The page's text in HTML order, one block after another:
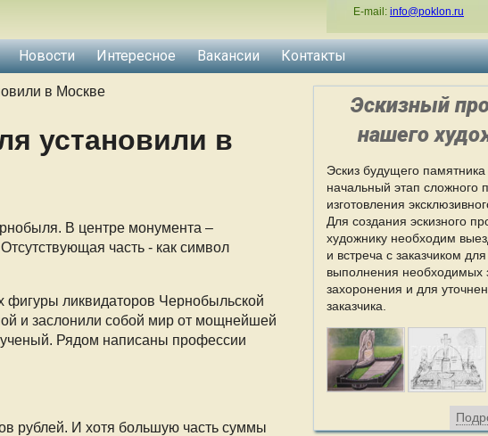
E-mail: info@poklon.ru
Новости Интересное Вакансии Контакты
в Москве
установили в
В центре монумента –
часть ‐ как символ
ликвидаторов Чернобыльской
и заслонили собой мир от мощнейшей
Рядом написаны профессии
рублей. И хотя большую часть суммы
Эскизный
нашего
Эскиз будущего памятника
начальный этап сложного
изготовления
Для создания эскизного
художнику необходим
и встреча с заказчиком
выполнения необходимых
захоронения и для
заказчика.